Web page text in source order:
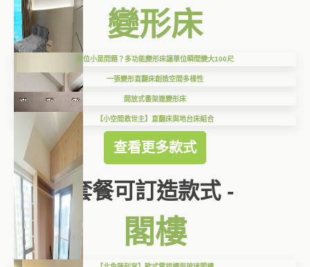
變形床
單位小是問題？多功能變形床讓單位瞬間變大100尺
一張變形直翻床創造空間多樣性
開放式書架連變形床
【小空間救世主】直翻床與地台床組合
查看更多款式
套餐可訂造款式 -
閣樓